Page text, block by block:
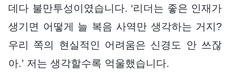
데다 불만투성이였습니다. ‘리더는 좋은 인재가
생기면 어떻게 늘 복음 사역만 생각하는 거지?
우리 쪽의 현실적인 어려움은 신경도 안 쓰잖
아.’ 저는 생각할수록 억울했습니다.